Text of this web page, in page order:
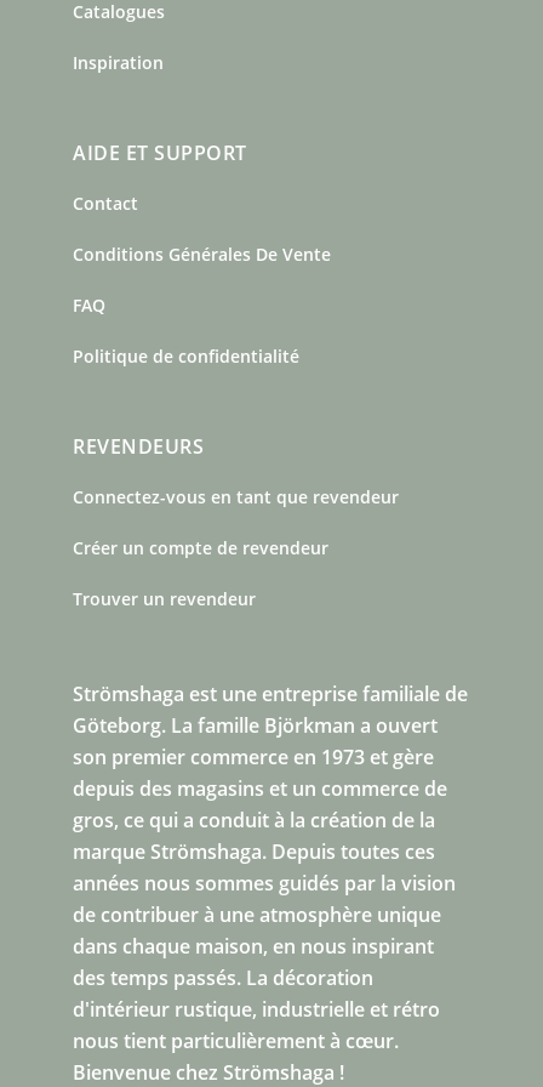
Strömshaga est une entreprise familiale de
Göteborg. La famille Björkman a ouvert
son premier commerce en 1973 et gère
depuis des magasins et un commerce de
gros, ce qui a conduit à la création de la
marque Strömshaga. Depuis toutes ces
années nous sommes guidés par la vision
de contribuer à une atmosphère unique
dans chaque maison, en nous inspirant
des temps passés. La décoration
d'intérieur rustique, industrielle et rétro
nous tient particulièrement à cœur.
Bienvenue chez Strömshaga !
Catalogues
Inspiration
AIDE ET SUPPORT
Contact
Conditions Générales De Vente
FAQ
Politique de confidentialité
REVENDEURS
Connectez-vous en tant que revendeur
Créer un compte de revendeur
Trouver un revendeur